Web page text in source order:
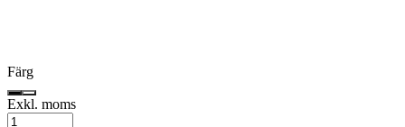
Färg
Exkl. moms